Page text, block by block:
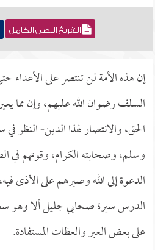
التفريغ النصي الكامل
إن هذه الأمة لن تنتصر على الأعداء
السلف رضوان الله عليهم، وإن مما
الحق، والانتصار لهذا الدين- النظر في
وسلم، وصحابته الكرام، وقوتهم في
الدعوة إلى الله وصبرهم على الأذى
الدرس سيرة صحابي جليل ألا وهو
على بعض العبر والعظات المستفادة.